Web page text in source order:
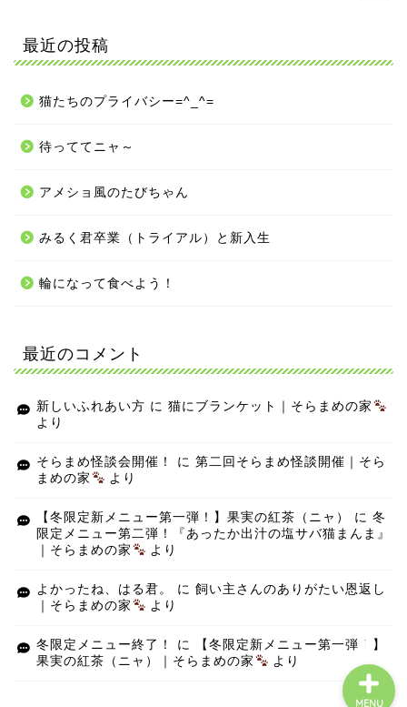
最近の投稿
猫たちのプライバシー=^_^=
待っててニャ～
アメショ風のたびちゃん
みるく君卒業（トライアル）と新入生
輪になって食べよう！
最近のコメント
新しいふれあい方 に 猫にブランケット｜そらまめの家
より
そらまめ怪談会開催！ に 第二回そらまめ怪談開催｜そら
まめの家
より
【冬限定新メニュー第一弾！】果実の紅茶（ニャ） に 冬
限定メニュー第二弾！『あったか出汁の塩サバ猫まんま』
｜そらまめの家
より
よかったね、はる君。 に 飼い主さんのありがたい恩返し
｜そらまめの家
より
冬限定メニュー終了！ に
【冬限定新メニュー第一弾！】
果実の紅茶（ニャ）｜そらまめの家
より
MENU